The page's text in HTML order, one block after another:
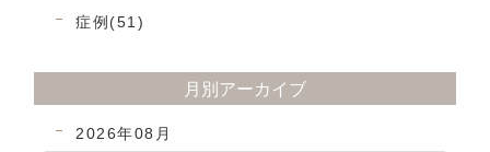
症例(51)
月別アーカイブ
2026年08月